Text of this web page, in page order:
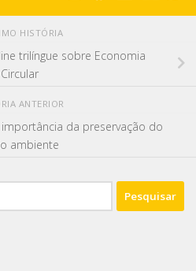
HISTÓRIA
trilíngue sobre Economia
Circular
ANTERIOR
da preservação do
ambiente